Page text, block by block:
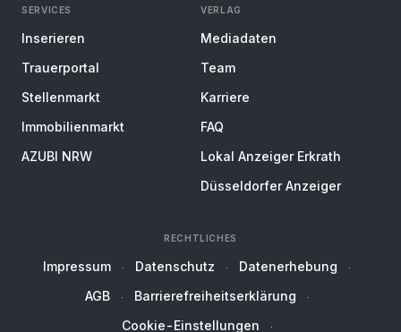
SERVICES
Inserieren
Trauerportal
Stellenmarkt
Immobilienmarkt
AZUBI NRW
VERLAG
Mediadaten
Team
Karriere
FAQ
Lokal Anzeiger Erkrath
Düsseldorfer Anzeiger
RECHTLICHES
Impressum Datenschutz
Datenerhebung
AGB
Barrierefreiheitserklärung
Cookie-Einstellungen